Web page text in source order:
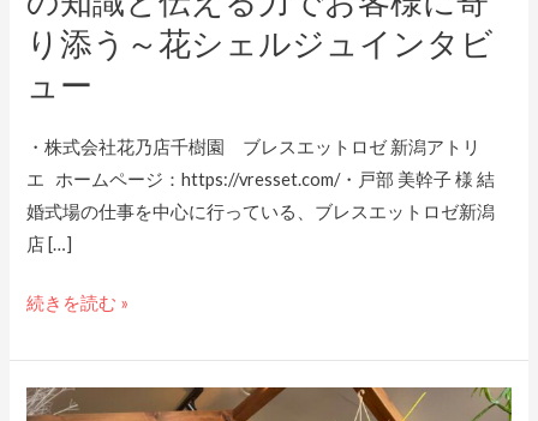
り添う～花シェルジュインタビ
ュー
・株式会社花乃店千樹園 ブレスエットロゼ 新潟アトリ
エ ホームページ：https://vresset.com/・戸部 美幹子 様 結
婚式場の仕事を中心に行っている、ブレスエットロゼ新潟
店 […]
の
知
識
伝
え
る
力
お
に
続きを読む »
【礒